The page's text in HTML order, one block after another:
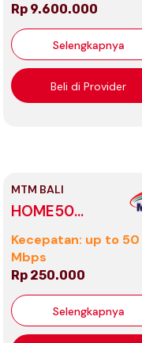
Rp 9.600.000
Selengkapnya
Beli di Provider
MTM BALI
HOME50
Lombok
Kecepatan: up to 50
Mbps
Rp 250.000
Selengkapnya